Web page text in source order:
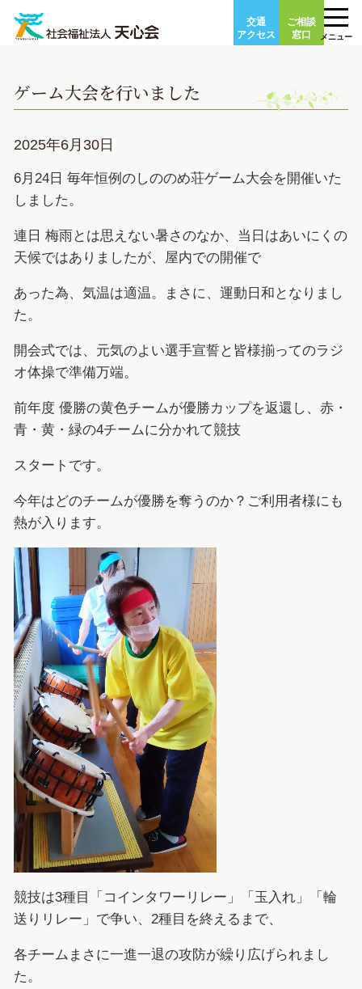
content
交通
アクセス
ご相談
窓口
メニュー
ゲーム大会を行いました
2025年6月30日
6月24日 毎年恒例のしののめ荘ゲーム大会を開催いた
しました。
連日 梅雨とは思えない暑さのなか、当日はあいにくの
天候ではありましたが、屋内での開催で
あった為、気温は適温。まさに、運動日和となりまし
た。
開会式では、元気のよい選手宣誓と皆様揃ってのラジ
オ体操で準備万端。
前年度 優勝の黄色チームが優勝カップを返還し、赤・
青・黄・緑の4チームに分かれて競技
スタートです。
今年はどのチームが優勝を奪うのか？ご利用者様にも
熱が入ります。
競技は3種目「コインタワーリレー」「玉入れ」「輪
送りリレー」で争い、2種目を終えるまで、
各チームまさに一進一退の攻防が繰り広げられまし
た。